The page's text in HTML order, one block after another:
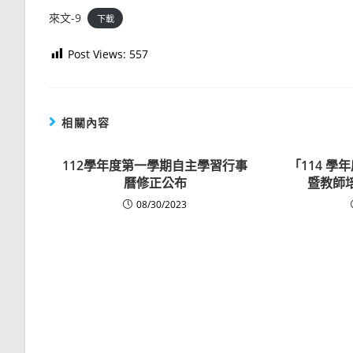
來文-9 下載
Post Views: 557
相關內容
112學年度第一學期自主學習行事
曆修正公布
08/30/2023
「114 學
暨教師